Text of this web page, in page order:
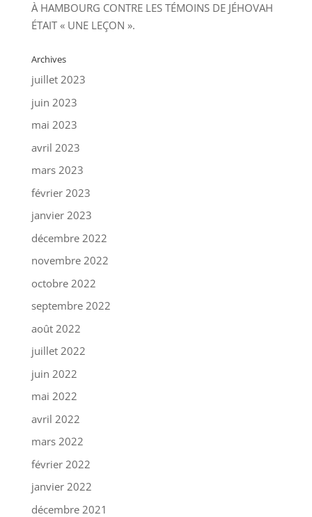
À HAMBOURG CONTRE LES TÉMOINS DE JÉHOVAH
ÉTAIT « UNE LEÇON ».
Archives
juillet 2023
juin 2023
mai 2023
avril 2023
mars 2023
février 2023
janvier 2023
décembre 2022
novembre 2022
octobre 2022
septembre 2022
août 2022
juillet 2022
juin 2022
mai 2022
avril 2022
mars 2022
février 2022
janvier 2022
décembre 2021